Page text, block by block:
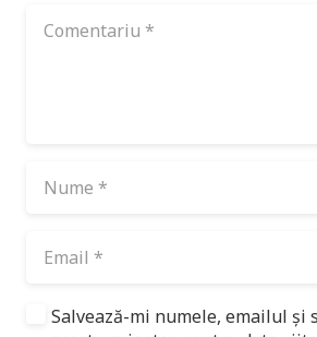
Salvează-mi numele, emailul și